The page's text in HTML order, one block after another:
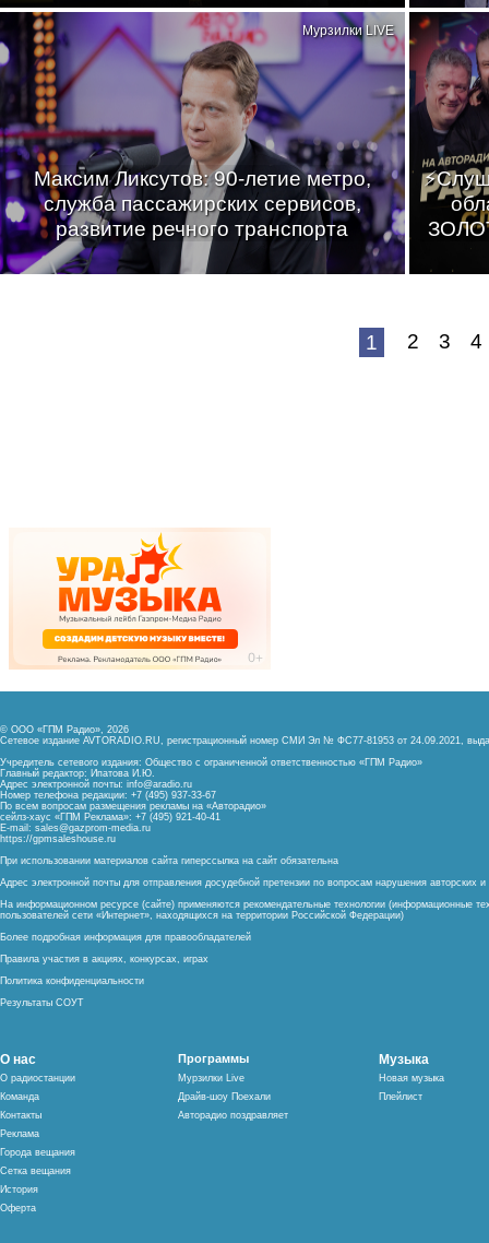
Максим Ликсутов: 90-летие метро,
служба пассажирских сервисов,
развитие речного транспорта
Мурзилки LIVE
1 2 3 4
© ООО «ГПМ Радио», 2026
Сетевое издание AVTORADIO.RU, регистрационный номер СМИ Эл № ФС77-81953 от 24.09.2021,
Учредитель сетевого издания: Общество с ограниченной ответственностью «ГПМ Радио»
Главный редактор: Ипатова И.Ю.
Адрес электронной почты: info@aradio.ru
Номер телефона редакции: +7 (495) 937-33-67
По всем вопросам размещения рекламы на «Авторадио»
сейлз-хаус «ГПМ Реклама»: +7 (495) 921-40-41
E-mail: sales@gazprom-media.ru
https://gpmsaleshouse.ru
При использовании материалов сайта гиперссылка на сайт обязательна
Адрес электронной почты для отправления досудебной претензии по вопросам нарушения авторских
На информационном ресурсе (сайте) применяются рекомендательные технологии (информационные
пользователей сети «Интернет», находящихся на территории Российской Федерации)
Более подробная информация для правообладателей
Правила участия в акциях, конкурсах, играх
Политика конфиденциальности
Результаты СОУТ
О нас
О радиостанции
Команда
Контакты
Реклама
Города вещания
Сетка вещания
История
Оферта
Программы
Мурзилки Live
Драйв-шоу Поехали
Авторадио поздравляет
Музыка
Новая музыка
Плейлист